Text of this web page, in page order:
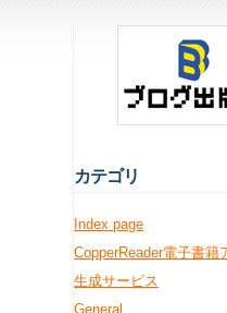
カテゴリ
Index page
CopperReader電子書籍
生成サービス
General